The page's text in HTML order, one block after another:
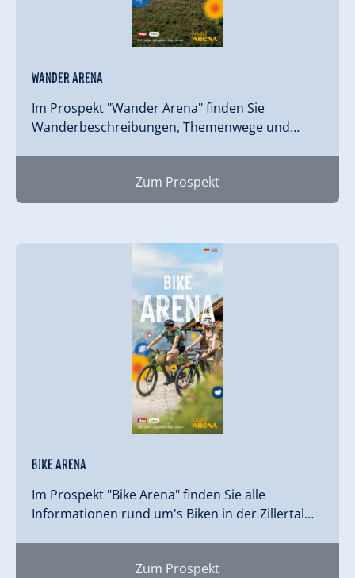
Wander Arena
Im Prospekt "Wander Arena" finden Sie
Wanderbeschreibungen, Themenwege und…
Zum Prospekt
Bike Arena
Im Prospekt "Bike Arena" finden Sie alle
Informationen rund um's Biken in der Zillertal…
Zum Prospekt